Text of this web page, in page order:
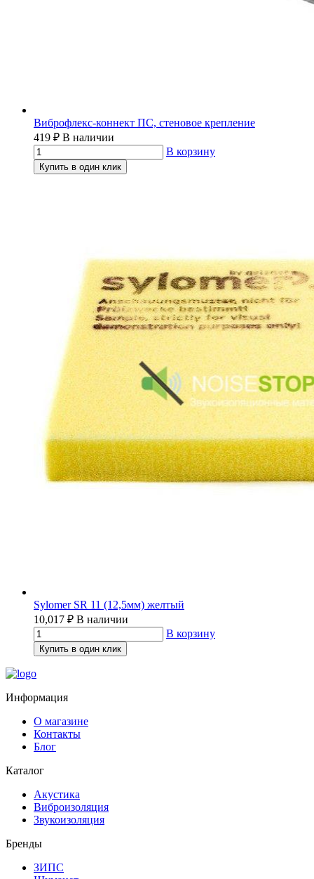
Виброфлекс-коннект ПС, стеновое крепление
419 ₽ В наличии
В корзину
Купить в один клик
Sylomer SR 11 (12,5мм) желтый
10,017 ₽ В наличии
В корзину
Купить в один клик
Информация
О магазине
Контакты
Блог
Каталог
Акустика
Виброизоляция
Звукоизоляция
Бренды
ЗИПС